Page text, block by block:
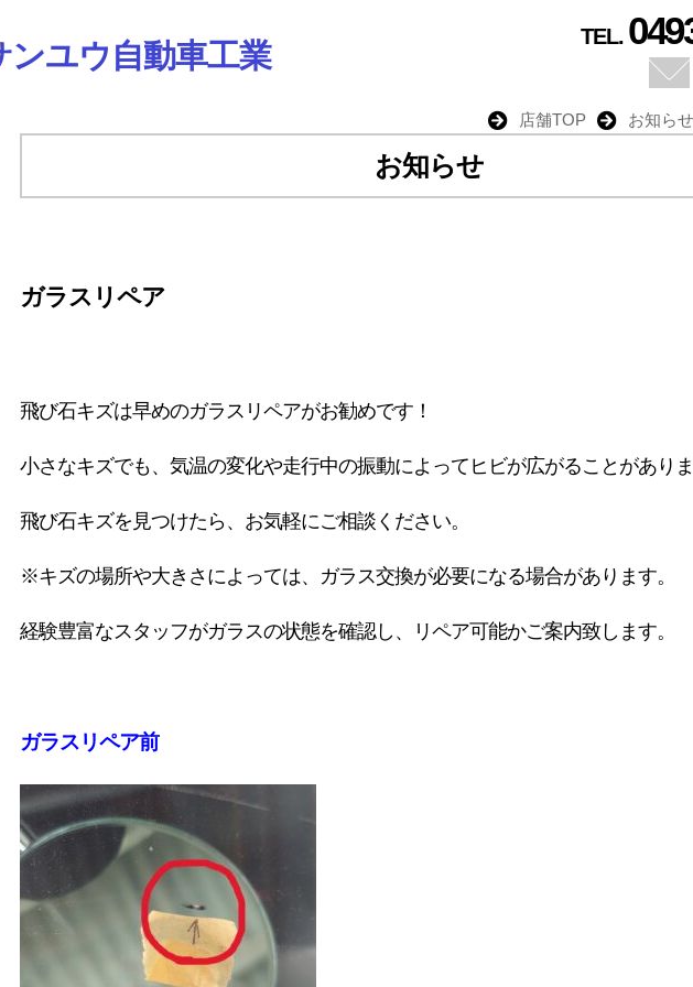
ユウ自動車工業
TEL.
店舗TOP お知らせ
お知らせ
ガラスリペア
飛び石キズは早めのガラスリペアがお勧めです！
小さなキズでも、気温の変化や走行中の振動によってヒビが広がることがありま
飛び石キズを見つけたら、お気軽にご相談ください。
※キズの場所や大きさによっては、ガラス交換が必要になる場合があります。
経験豊富なスタッフがガラスの状態を確認し、リペア可能かご案内致します。
ガラスリペア前